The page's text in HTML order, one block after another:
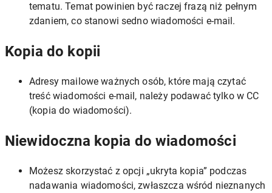
tematu. Temat powinien być raczej frazą niż pełnym
zdaniem, co stanowi sedno wiadomości e-mail.
Kopia do kopii
Adresy mailowe ważnych osób, które mają czytać
treść wiadomości e-mail, należy podawać tylko w CC
(kopia do wiadomości).
Niewidoczna kopia do wiadomości
Możesz skorzystać z opcji „ukryta kopia” podczas
nadawania wiadomości, zwłaszcza wśród nieznanych